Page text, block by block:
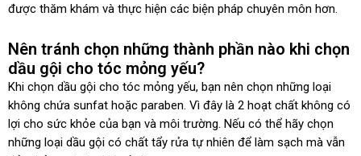
được thăm khám và thực hiện các biện pháp chuyên môn hơn.
Nên tránh chọn những thành phần nào khi chọn
dầu gội cho tóc mỏng yếu?
Khi chọn dầu gội cho tóc mỏng yếu, bạn nên chọn những loại
không chứa sunfat hoặc paraben. Vì đây là 2 hoạt chất không có
lợi cho sức khỏe của bạn và môi trường. Nếu có thể hãy chọn
những loại dầu gội có chất tẩy rửa tự nhiên để làm sạch mà vẫn